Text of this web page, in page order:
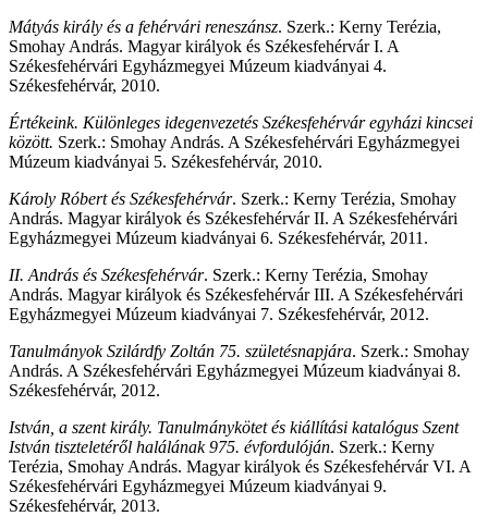
Mátyás király és a fehérvári reneszánsz. Szerk.: Kerny Terézia,
Smohay András. Magyar királyok és Székesfehérvár I. A
Székesfehérvári Egyházmegyei Múzeum kiadványai 4.
Székesfehérvár, 2010.
Értékeink. Különleges idegenvezetés Székesfehérvár egyházi kincsei
között. Szerk.: Smohay András. A Székesfehérvári Egyházmegyei
Múzeum kiadványai 5. Székesfehérvár, 2010.
Károly Róbert és Székesfehérvár. Szerk.: Kerny Terézia, Smohay
András. Magyar királyok és Székesfehérvár II. A Székesfehérvári
Egyházmegyei Múzeum kiadványai 6. Székesfehérvár, 2011.
II. András és Székesfehérvár. Szerk.: Kerny Terézia, Smohay
András. Magyar királyok és Székesfehérvár III. A Székesfehérvári
Egyházmegyei Múzeum kiadványai 7. Székesfehérvár, 2012.
Tanulmányok Szilárdfy Zoltán 75. születésnapjára. Szerk.: Smohay
András. A Székesfehérvári Egyházmegyei Múzeum kiadványai 8.
Székesfehérvár, 2012.
István, a szent király. Tanulmánykötet és kiállítási katalógus Szent
István tiszteletéről halálának 975. évfordulóján. Szerk.: Kerny
Terézia, Smohay András. Magyar királyok és Székesfehérvár VI. A
Székesfehérvári Egyházmegyei Múzeum kiadványai 9.
Székesfehérvár, 2013.